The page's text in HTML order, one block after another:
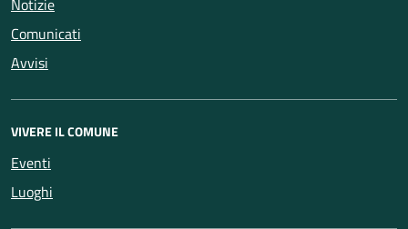
Notizie
Comunicati
Avvisi
VIVERE IL COMUNE
Eventi
Luoghi